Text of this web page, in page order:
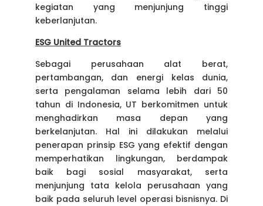
kegiatan yang menjunjung tinggi
keberlanjutan.
ESG United Tractors
Sebagai perusahaan alat berat,
pertambangan, dan energi kelas dunia,
serta pengalaman selama lebih dari 50
tahun di Indonesia, UT berkomitmen untuk
menghadirkan masa depan yang
berkelanjutan. Hal ini dilakukan melalui
penerapan prinsip ESG yang efektif dengan
memperhatikan lingkungan, berdampak
baik bagi sosial masyarakat, serta
menjunjung tata kelola perusahaan yang
baik pada seluruh level operasi bisnisnya. Di